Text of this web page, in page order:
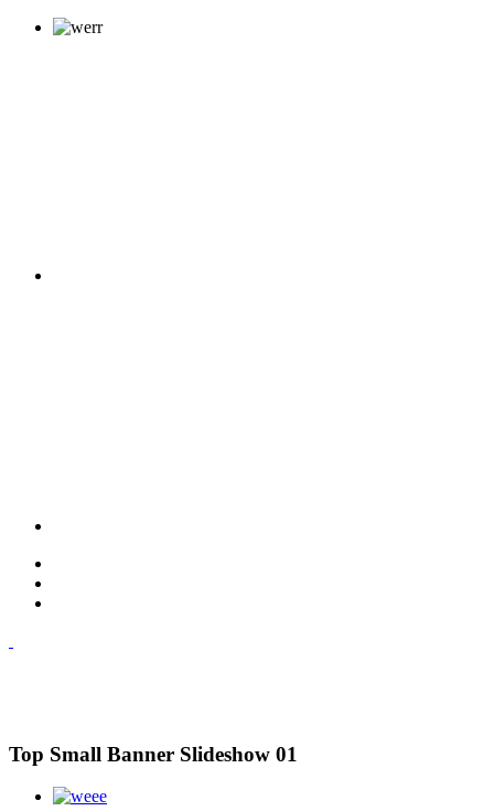
Top Small Banner Slideshow 01